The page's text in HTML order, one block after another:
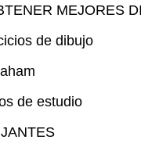
MEJORES
de dibujo
de estudio